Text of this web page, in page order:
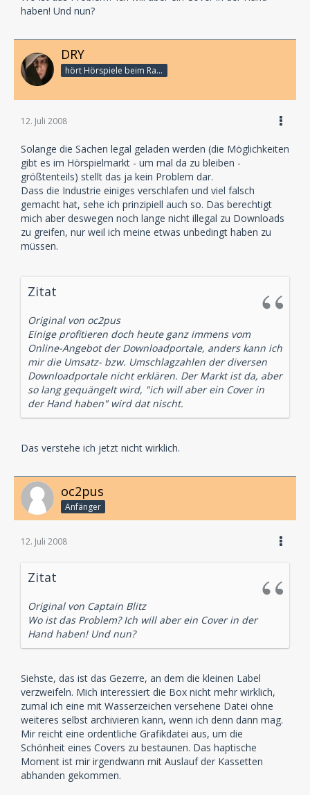
haben! Und nun?
DRY
hört Hörspiele beim Rasenmähen
12. Juli 2008
Solange die Sachen legal geladen werden (die Möglichkeiten
gibt es im Hörspielmarkt - um mal da zu bleiben -
größtenteils) stellt das ja kein Problem dar.
Dass die Industrie einiges verschlafen und viel falsch
gemacht hat, sehe ich prinzipiell auch so. Das berechtigt
mich aber deswegen noch lange nicht illegal zu Downloads
zu greifen, nur weil ich meine etwas unbedingt haben zu
müssen.
Zitat
Original von oc2pus
Einige profitieren doch heute ganz immens vom
Online-Angebot der Downloadportale, anders kann ich
mir die Umsatz- bzw. Umschlagzahlen der diversen
Downloadportale nicht erklären. Der Markt ist da, aber
so lang gequängelt wird, "ich will aber ein Cover in
der Hand haben" wird dat nischt.
Das verstehe ich jetzt nicht wirklich.
oc2pus
Anfänger
12. Juli 2008
Zitat
Original von Captain Blitz
Wo ist das Problem? Ich will aber ein Cover in der
Hand haben! Und nun?
Siehste, das ist das Gezerre, an dem die kleinen Label
verzweifeln. Mich interessiert die Box nicht mehr wirklich,
zumal ich eine mit Wasserzeichen versehene Datei ohne
weiteres selbst archivieren kann, wenn ich denn dann mag.
Mir reicht eine ordentliche Grafikdatei aus, um die
Schönheit eines Covers zu bestaunen. Das haptische
Moment ist mir irgendwann mit Auslauf der Kassetten
abhanden gekommen.